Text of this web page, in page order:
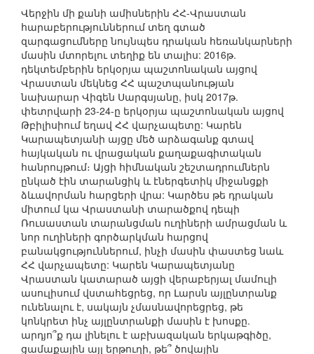
Վերջին մի քանի ամիսներին ՀՀ-Վրաստան
հարաբերություններում տեղ գտած
զարգացումները նույնպես դրական հեռանկարների
մասին մտորելու տեղիք են տալիս: 2016թ.
դեկտեմբերին երկօրյա պաշտոնական այցով
Վրաստան մեկնեց ՀՀ պաշտպանության
նախարար Վիգեն Սարգսյանը, իսկ 2017թ.
փետրվարի 23-24-ը երկօրյա պաշտոնական այցով
Թբիլիսիում եղավ ՀՀ վարչապետը: Կարեն
Կարապետյանի այցը մեծ արձագանք գտավ
հայկական ու վրացական քաղաքագիտական
հանրույթում։ Այցի հիմնական շեշտադրումներն
ընկած էին տարանցիկ և էներգետիկ միջանցքի
ձևավորման հարցերի վրա: Կարծես թե դրական
միտում կա Վրաստանի տարածքով դեպի
Ռուսաստան տարանցման ուղիների ամրացման և
նոր ուղիների գործարկման հարցով
բանակցություններում, ինչի մասին փաստեց նաև
ՀՀ վարչապետը: Կարեն Կարապետյանը
Վրաստան կատարած այցի վերաբերյալ մամուլի
ասուլիսում վստահեցրեց, որ Լարսն այլընտրանք
ունենալու է, սակայն չմասնավորեցրեց, թե
կոնկրետ ինչ այլընտրանքի մասին է խոսքը.
արդյո՞ք դա լինելու է աբխազական երկաթգիծը,
ցամաքային այլ երթուղի, թե՞ ծովային